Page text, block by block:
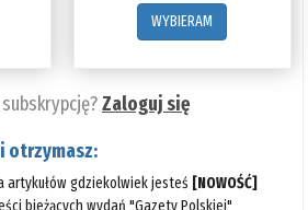
WYBIERAM
Zaloguj się
otrzymasz:
artykułów gdziekolwiek jesteś [NOWOŚĆ]
bieżących wydań "Gazety Polskiej"